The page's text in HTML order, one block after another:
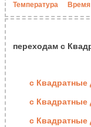
Температура Время
переходам с
с
с
с